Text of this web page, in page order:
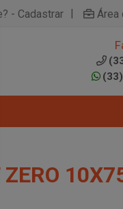
- Cadastrar | Área
ZERO